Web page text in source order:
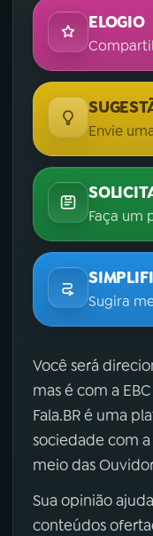
ELOGIO
Envie
Faça um
Sugira
Você será
mas é com a
Fala.BR é uma
sociedade com
meio das
Sua opinião
conteúdos